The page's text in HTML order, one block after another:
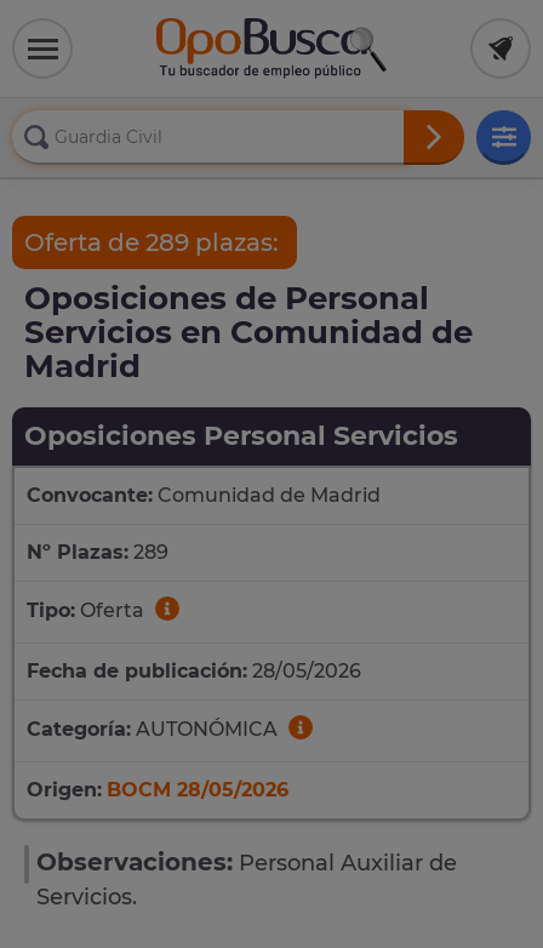
Oferta de 289 plazas:
Oposiciones de Personal
Servicios en Comunidad de
Madrid
Oposiciones Personal Servicios
Convocante: Comunidad de Madrid
Nº Plazas: 289
Tipo: Oferta
Fecha de publicación: 28/05/2026
Categoría: AUTONÓMICA
Origen: BOCM 28/05/2026
Observaciones: Personal Auxiliar de
Servicios.